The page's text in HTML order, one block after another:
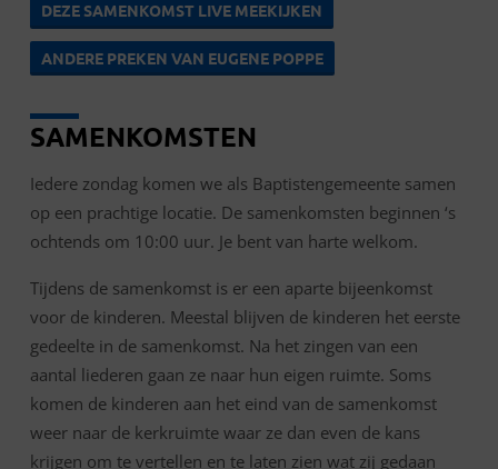
DEZE SAMENKOMST LIVE MEEKIJKEN
ANDERE PREKEN VAN EUGENE POPPE
SAMENKOMSTEN
Iedere zondag komen we als Baptistengemeente samen
op een prachtige locatie. De samenkomsten beginnen ‘s
ochtends om 10:00 uur. Je bent van harte welkom.
Tijdens de samenkomst is er een aparte bijeenkomst
voor de kinderen. Meestal blijven de kinderen het eerste
gedeelte in de samenkomst. Na het zingen van een
aantal liederen gaan ze naar hun eigen ruimte. Soms
komen de kinderen aan het eind van de samenkomst
weer naar de kerkruimte waar ze dan even de kans
krijgen om te vertellen en te laten zien wat zij gedaan